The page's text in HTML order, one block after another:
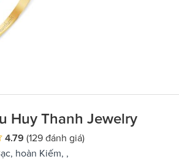
Huy Thanh Jewelry
4.79 (129 đánh giá)
hoàn Kiếm, ,